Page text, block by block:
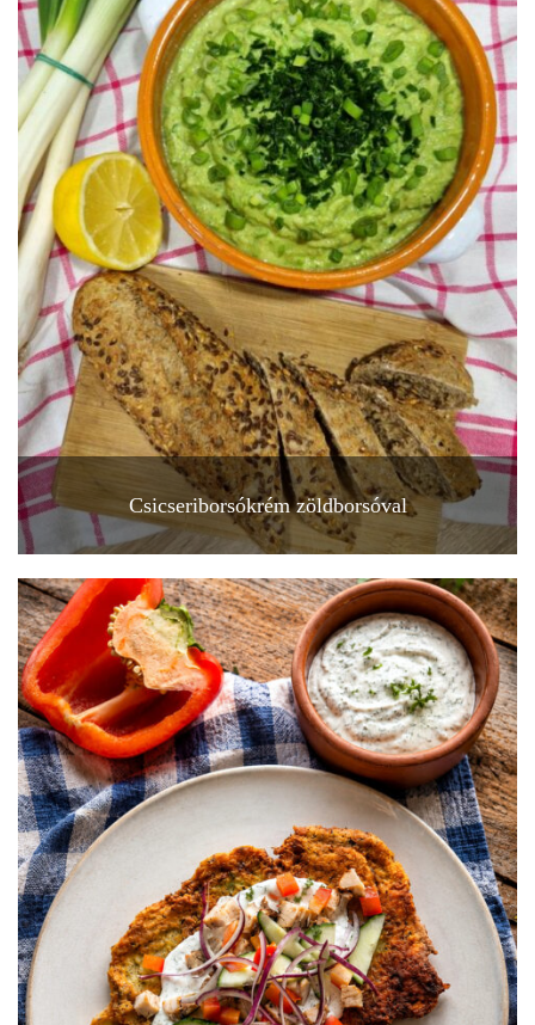
Csicseriborsókrém zöldborsóval